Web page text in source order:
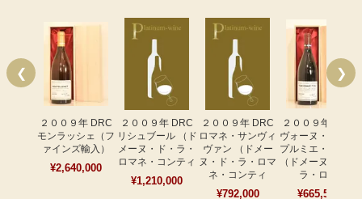
❮
２００９年 DRC
モンラッシェ（フ
ァインズ輸入）
¥2,640,000
２００９年 DRC
リシュブール （ド
メーヌ・ド・ラ・
ロマネ・コンティ
¥1,210,000
２００９年 DRC
ロマネ・サンヴィ
ヴァン （ドメー
ヌ・ド・ラ・ロマ
ネ・コンティ
¥792,000
２００９年 DRC
ヴォーヌ・ロマネ
プルミエ・クリュ
（ドメーヌ・ド・
ラ・ロマ
¥665,500
❯